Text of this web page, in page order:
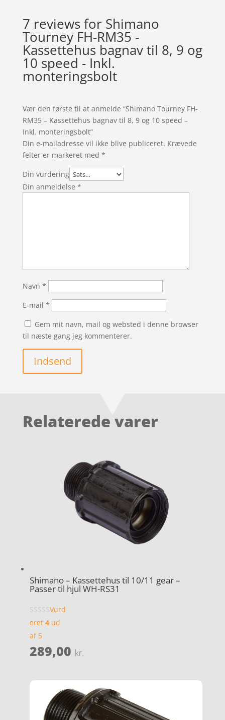
7 reviews for Shimano
Tourney FH-RM35 -
Kassettehus bagnav til 8, 9 og
10 speed - Inkl.
monteringsbolt
Vær den første til at anmelde “Shimano Tourney FH-
RM35 – Kassettehus bagnav til 8, 9 og 10 speed –
Inkl. monteringsbolt”
Din e-mailadresse vil ikke blive publiceret. Krævede
felter er markeret med *
Din vurdering
Din anmeldelse *
Navn *
E-mail *
Gem mit navn, mail og websted i denne browser
til næste gang jeg kommenterer.
Indsend
Relaterede varer
Shimano – Kassettehus til 10/11 gear –
Passer til hjul WH-RS31
Vurd
eret 4ud
af 5
289,00 kr.